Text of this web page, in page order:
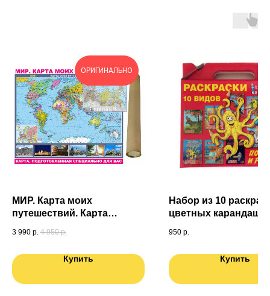
ОРИГИНАЛЬНО
МИР. Карта моих
путешествий. Карта
специально для Вас. Карта
3 990 р. 4 950 р.
Купить
Набор из 10
цветных
950 р.
Купить